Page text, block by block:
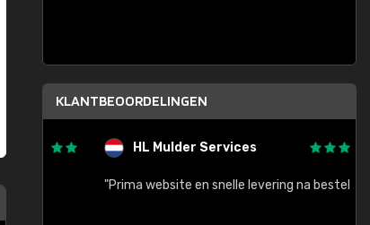
KLANTBEOORDELINGEN
HL Mulder Services
"Prima website en snelle levering na bestelling"